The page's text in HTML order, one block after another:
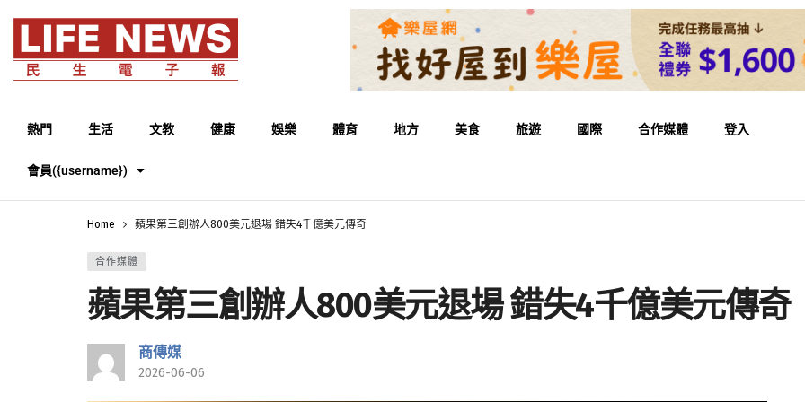
熱門 生活 文教 健康 娛樂 體育 地方 美食 旅遊 國際 合作媒體 登入
會員({username})
Home 蘋果第三創辦人800美元退場 錯失4千億美元傳奇
合作媒體
蘋果第三創辦人800美元退場 錯失4千億美元傳奇
商傳媒
2026-06-06